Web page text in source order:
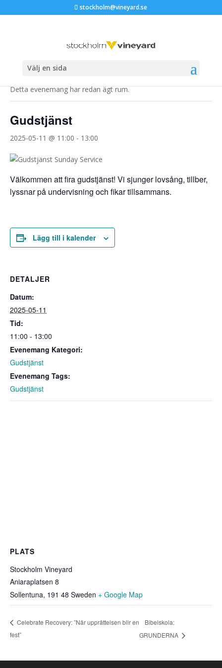
stockholm@vineyard.se
Välj en sida
« Alla Evenemang
Detta evenemang har redan ägt rum.
Gudstjänst
2025-05-11 @ 11:00 - 13:00
Välkommen att fira gudstjänst! Vi sjunger lovsång, tillber,
lyssnar på undervisning och fikar tillsammans.
Lägg till i kalender
DETALJER
Datum:
2025-05-11
Tid:
11:00 - 13:00
Evenemang Kategori:
Gudstjänst
Evenemang Tags:
Gudstjänst
PLATS
Stockholm Vineyard
Aniaraplatsen 8
Sollentuna, 191 48 Sweden + Google Map
Celebrate Recovery: ”När upprättelsen blir en
fest”
Bibelskola:
GRUNDERNA